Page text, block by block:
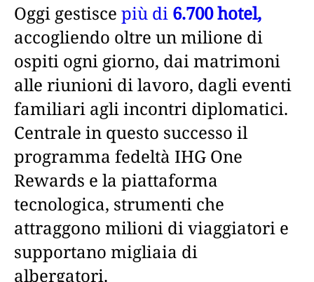
Oggi gestisce più di 6.700 hotel,
accogliendo oltre un milione di
ospiti ogni giorno, dai matrimoni
alle riunioni di lavoro, dagli eventi
familiari agli incontri diplomatici.
Centrale in questo successo il
programma fedeltà IHG One
Rewards e la piattaforma
tecnologica, strumenti che
attraggono milioni di viaggiatori e
supportano migliaia di
albergatori.